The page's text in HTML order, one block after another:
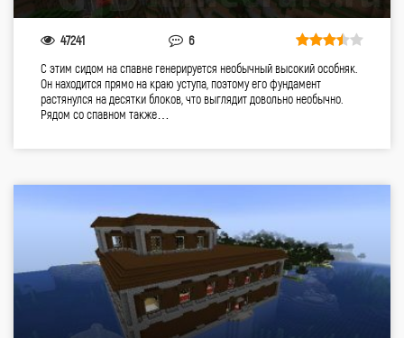
47241 6
С этим сидом на спавне генерируется необычный высокий особняк.
Он находится прямо на краю уступа, поэтому его фундамент
растянулся на десятки блоков, что выглядит довольно необычно.
Рядом со спавном также…